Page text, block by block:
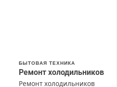
БЫТОВАЯ ТЕХНИКА
Ремонт холодильников
Ремонт холодильников